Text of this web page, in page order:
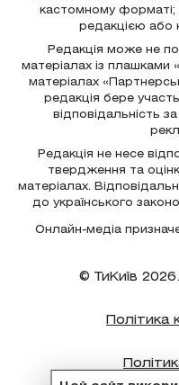
кастомному форматі;
редакцією або
Редакція може не
матеріалах із плашками
матеріалах
редакція бере
відповідальність
Редакція не несе
твердження та
матеріалах.
до українського
Онлайн-медіа
© ТиКиїв
Політика